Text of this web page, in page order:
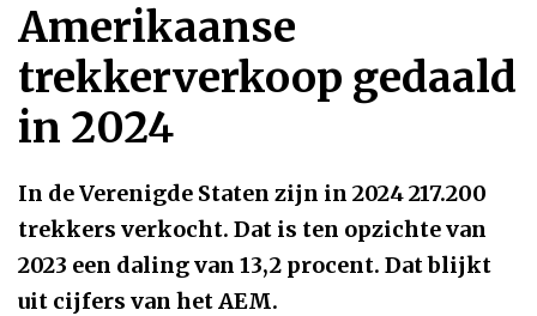
Amerikaanse
trekkerverkoop gedaald
in 2024
In de Verenigde Staten zijn in 2024 217.200
trekkers verkocht. Dat is ten opzichte van
2023 een daling van 13,2 procent. Dat blijkt
uit cijfers van het AEM.